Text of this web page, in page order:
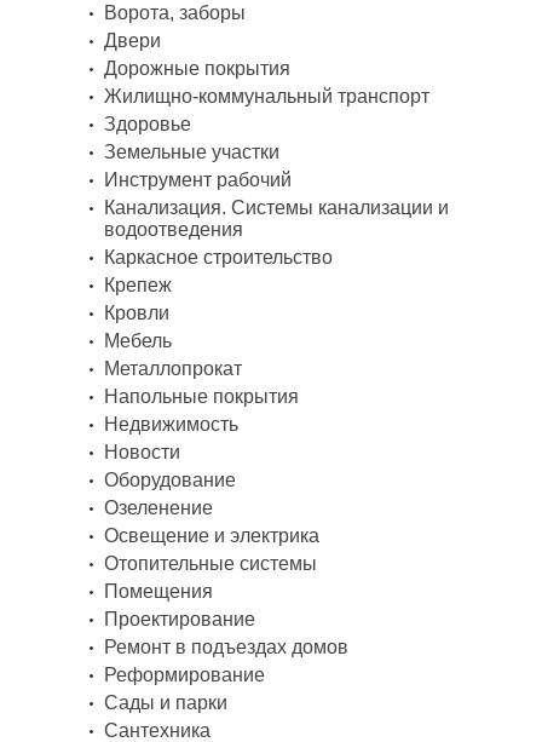
Ворота, заборы
Двери
Дорожные покрытия
Жилищно-коммунальный транспорт
Здоровье
Земельные участки
Инструмент рабочий
Канализация. Системы канализации и
водоотведения
Каркасное строительство
Крепеж
Кровли
Мебель
Металлопрокат
Напольные покрытия
Недвижимость
Новости
Оборудование
Озеленение
Освещение и электрика
Отопительные системы
Помещения
Проектирование
Ремонт в подъездах домов
Реформирование
Сады и парки
Сантехника